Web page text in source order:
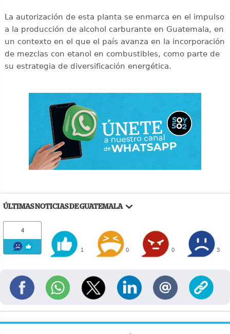
La autorización de esta planta se enmarca en el impulso
a la producción de alcohol carburante en Guatemala, en
un contexto en el que el país avanza en la incorporación
de mezclas con etanol en combustibles, como parte de
su estrategia de diversificación energética.
ÚLTIMAS NOTICIAS DE GUATEMALA
4
1 0 0 3